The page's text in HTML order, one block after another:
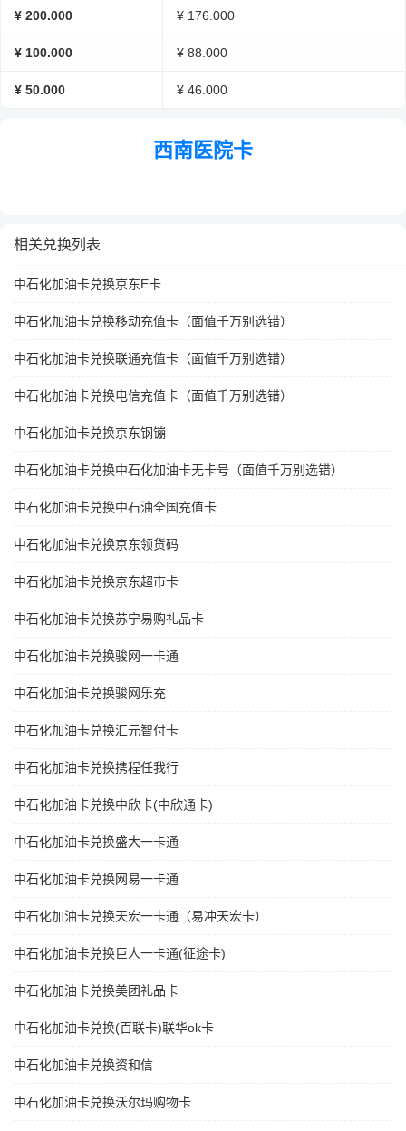
¥ 200.000 ¥ 176.000
¥ 100.000 ¥ 88.000
¥ 50.000 ¥ 46.000
西南医院卡
相关兑换列表
中石化加油卡兑换京东E卡
中石化加油卡兑换移动充值卡（面值千万别选错）
中石化加油卡兑换联通充值卡（面值千万别选错）
中石化加油卡兑换电信充值卡（面值千万别选错）
中石化加油卡兑换京东钢镚
中石化加油卡兑换中石化加油卡无卡号（面值千万别选错）
中石化加油卡兑换中石油全国充值卡
中石化加油卡兑换京东领货码
中石化加油卡兑换京东超市卡
中石化加油卡兑换苏宁易购礼品卡
中石化加油卡兑换骏网一卡通
中石化加油卡兑换骏网乐充
中石化加油卡兑换汇元智付卡
中石化加油卡兑换携程任我行
中石化加油卡兑换中欣卡(中欣通卡)
中石化加油卡兑换盛大一卡通
中石化加油卡兑换网易一卡通
中石化加油卡兑换天宏一卡通（易冲天宏卡）
中石化加油卡兑换巨人一卡通(征途卡)
中石化加油卡兑换美团礼品卡
中石化加油卡兑换(百联卡)联华ok卡
中石化加油卡兑换资和信
中石化加油卡兑换沃尔玛购物卡